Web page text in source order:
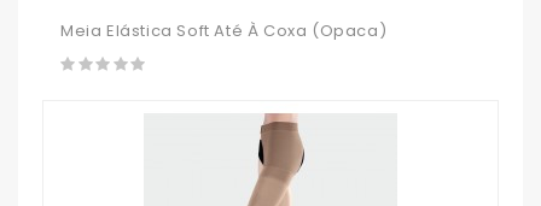
Meia Elástica Soft Até À Coxa (opaca)